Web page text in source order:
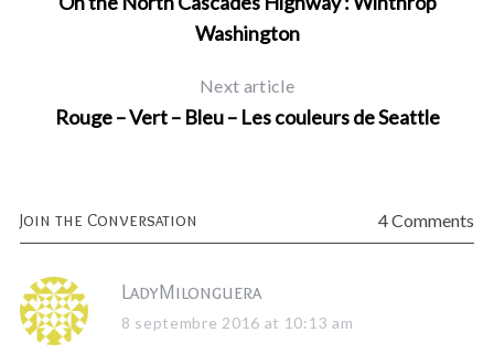
Washington
Next article
Rouge – Vert – Bleu – Les couleurs de Seattle
Join the Conversation 4 Comments
s
a
LadyMilonguera
8 septembre 2016 at 10:13 am